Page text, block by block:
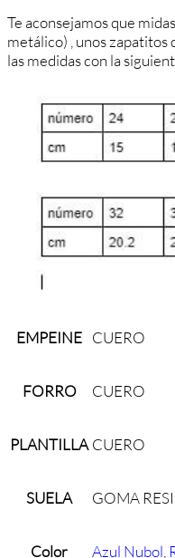
Te aconsejamos que
metálico) , unos zapatitos
las medidas con la
EMPEINE CUERO
FORRO CUERO
PLANTILLA CUERO
SUELA GOMA
Color Azul Nubol,